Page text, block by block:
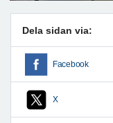
Dela sidan via:
Facebook
X